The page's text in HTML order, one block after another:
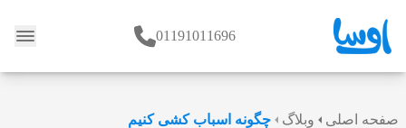
وبلاگ 01191011696
صفحه اصلی وبلاگ چگونه اسباب کشی کنیم